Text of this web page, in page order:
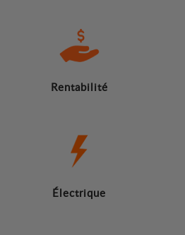
Rentabilité
Électrique